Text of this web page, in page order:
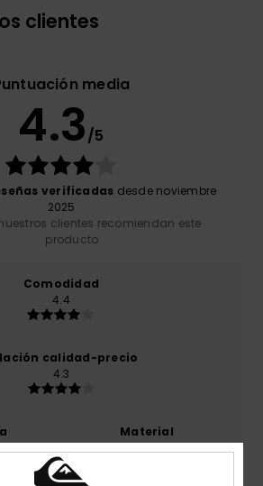
clientes
media
4.3/5
verificadas desde noviembre
2025
nuestros clientes recomiendan este
producto
Comodidad
4.4
calidad-precio
4.3
Material
5.0